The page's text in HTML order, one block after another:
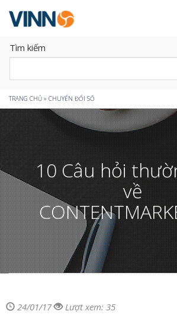
Tìm kiếm
Bạn
đang
ở
đây
TRANG CHỦ » CHUYỂN ĐỔI SỐ
10 Câu hỏi
về
24/01/17 Lượt xem: 35